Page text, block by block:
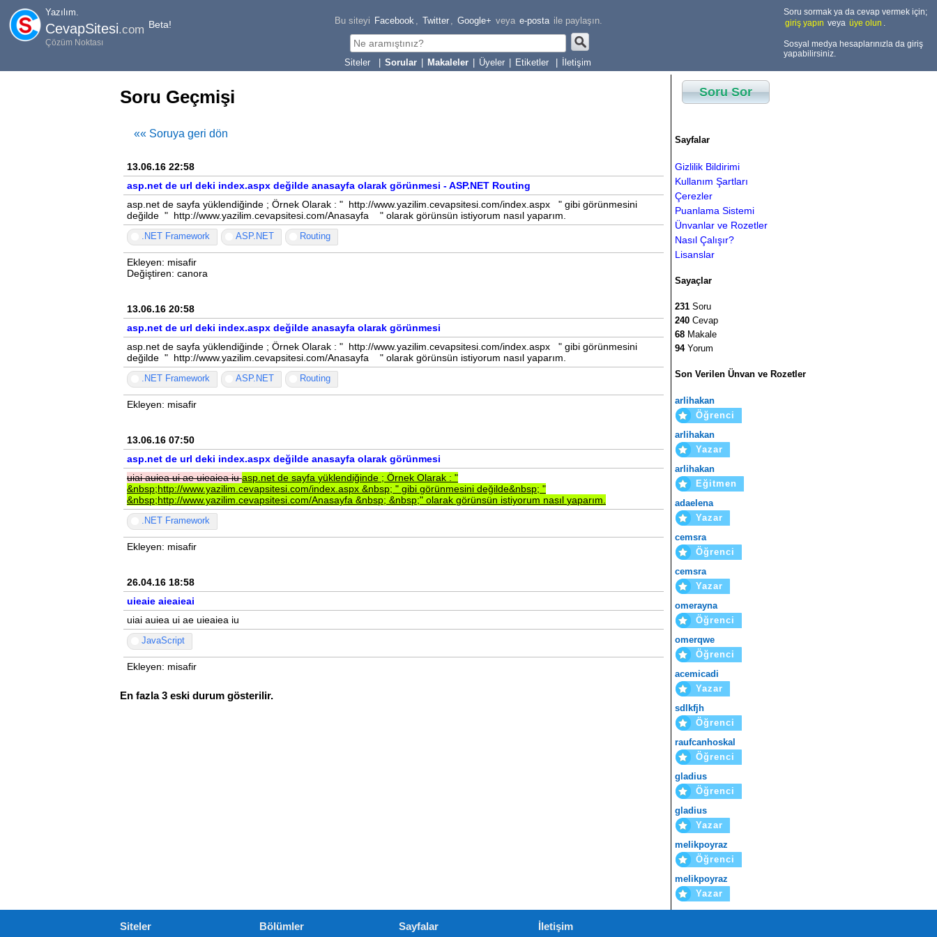
Yazılım.
CevapSitesi.com Beta!
Çözüm Noktası
Bu siteyi Facebook , Twitter , Google+ veya e-posta ile paylaşın.
Sorular Makaleler Üyeler Etiketler İletişim
Soru sormak ya da cevap vermek için;
giriş yapın veya üye olun .
Sosyal medya hesaplarınızla da giriş
yapabilirsiniz.
Soru Geçmişi
«« Soruya geri dön
13.06.16 22:58
asp.net de url deki index.aspx değilde anasayfa olarak görünmesi - ASP.NET Routing
asp.net de sayfa yüklendiğinde ; Örnek Olarak : " http://www.yazilim.cevapsitesi.com/index.aspx " gibi görünmesini
değilde " http://www.yazilim.cevapsitesi.com/Anasayfa " olarak görünsün istiyorum nasıl yaparım.
.NET Framework ASP.NET Routing
Ekleyen: misafir
Değiştiren: canora
13.06.16 20:58
asp.net de url deki index.aspx değilde anasayfa olarak görünmesi
asp.net de sayfa yüklendiğinde ; Örnek Olarak : " http://www.yazilim.cevapsitesi.com/index.aspx " gibi görünmesini
değilde " http://www.yazilim.cevapsitesi.com/Anasayfa " olarak görünsün istiyorum nasıl yaparım.
.NET Framework ASP.NET Routing
Ekleyen: misafir
13.06.16 07:50
asp.net de url deki index.aspx değilde anasayfa olarak görünmesi
uiaiauieauiaeuieaieaiuasp.net de sayfa yüklendiğinde ; Örnek Olarak : "
&nbsp;http://www.yazilim.cevapsitesi.com/index.aspx &nbsp; " gibi görünmesini değilde&nbsp; "
&nbsp;http://www.yazilim.cevapsitesi.com/Anasayfa &nbsp; &nbsp;" olarak görünsün istiyorum nasıl yaparım.
.NET Framework
Ekleyen: misafir
26.04.16 18:58
uieaie aieaieai
uiai auiea ui ae uieaiea iu
JavaScript
Ekleyen: misafir
En fazla 3 eski durum gösterilir.
Soru Sor
Sayfalar
Gizlilik Bildirimi
Kullanım Şartları
Çerezler
Puanlama Sistemi
Ünvanlar ve Rozetler
Nasıl Çalışır?
Lisanslar
Sayaçlar
231 Soru
240 Cevap
68 Makale
94Yorum
Son Verilen Ünvan ve Rozetler
arlihakan
Öğrenci
arlihakan
Yazar
arlihakan
Eğitmen
adaelena
Yazar
cemsra
Öğrenci
cemsra
Yazar
omerayna
Öğrenci
omerqwe
Öğrenci
acemicadi
Yazar
sdlkfjh
Öğrenci
raufcanhoskal
Öğrenci
gladius
Öğrenci
gladius
Yazar
melikpoyraz
Öğrenci
melikpoyraz
Yazar
Siteler Bölümler Sayfalar İletişim